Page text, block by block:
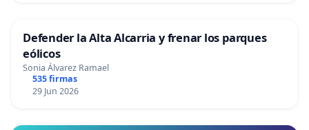
Defender la Alta Alcarria y frenar los parques
eólicos
Sonia Álvarez Ramael
535 firmas
29 Jun 2026